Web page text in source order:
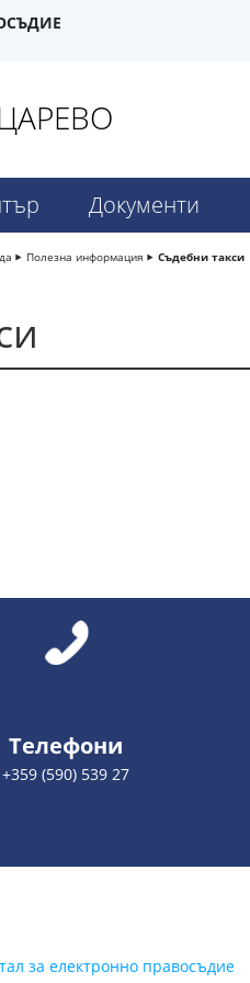
Документи
Полезна информация Съдебни такси
Телефони
+359 (590) 539 27
за електронно правосъдие